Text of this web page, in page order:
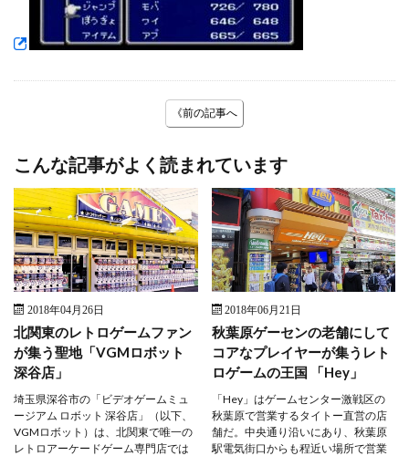
《前の記事へ
こんな記事がよく読まれています
2018年04月26日
北関東のレトロゲームファン
が集う聖地「VGMロボット
深谷店」
埼玉県深谷市の「ビデオゲームミュ
ージアム ロボット 深谷店」（以下、
VGMロボット）は、北関東で唯一の
レトロアーケードゲーム専門店では
2018年06月21日
秋葉原ゲーセンの老舗にして
コアなプレイヤーが集うレト
ロゲームの王国 「Hey」
「Hey」はゲームセンター激戦区の
秋葉原で営業するタイトー直営の店
舗だ。中央通り沿いにあり、秋葉原
駅電気街口からも程近い場所で営業